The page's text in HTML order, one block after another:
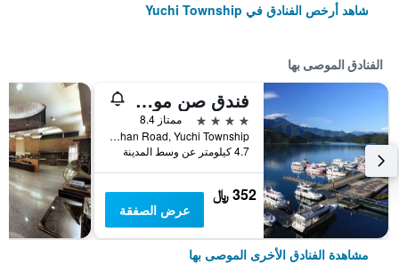
شاهد أرخص الفنادق في Yuchi Township
الفنادق الموصى بها
فندق صن مون ليك
4 نجوم
ممتاز 8.4
No. 419, Zhongshan Road, Yuchi Township, تايوان
4.7 كيلومتر عن وسط المدينة
352 ﷼
عرض الصفقة
مشاهدة الفنادق الأخرى الموصى بها